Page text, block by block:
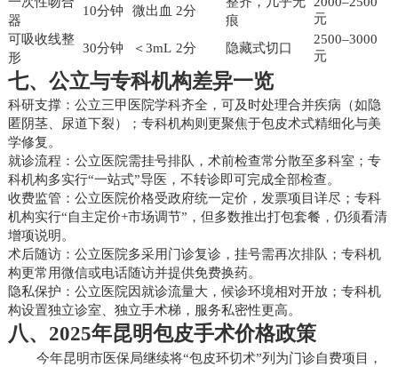
器
10分钟 微出血 2分
痕
元
可吸收线整
形
30分钟 ＜3mL 2分 隐藏式切口
2500–3000
元
七、公立与专科机构差异一览
科研支撑：公立三甲医院学科齐全，可及时处理合并疾病（如隐
匿阴茎、尿道下裂）；专科机构则更聚焦于包皮术式精细化与美
学修复。
就诊流程：公立医院需挂号排队，术前检查常分散至多科室；专
科机构多实行“一站式”导医，不转诊即可完成全部检查。
收费监管：公立医院价格受政府统一定价，发票项目详尽；专科
机构实行“自主定价+市场调节”，但多数推出打包套餐，仍须看清
增项说明。
术后随访：公立医院多采用门诊复诊，挂号需再次排队；专科机
构更常用微信或电话随访并提供免费换药。
隐私保护：公立医院因就诊流量大，候诊环境相对开放；专科机
构设置独立诊室、独立手术梯，服务私密性更高。
八、2025年昆明包皮手术价格政策
今年昆明市医保局继续将“包皮环切术”列为门诊自费项目，